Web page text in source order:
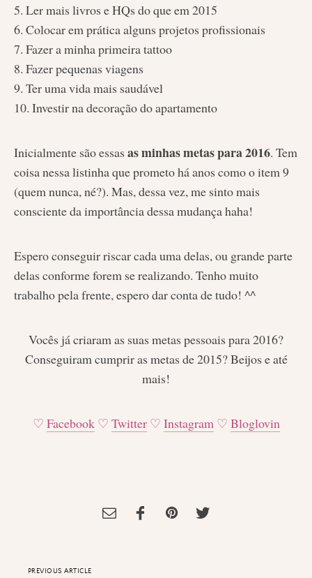
5. Ler mais livros e HQs do que em 2015
6. Colocar em prática alguns projetos profissionais
7. Fazer a minha primeira tattoo
8. Fazer pequenas viagens
9. Ter uma vida mais saudável
10. Investir na decoração do apartamento
Inicialmente são essas as minhas metas para 2016. Tem
coisa nessa listinha que prometo há anos como o item 9
(quem nunca, né?). Mas, dessa vez, me sinto mais
consciente da importância dessa mudança haha!
Espero conseguir riscar cada uma delas, ou grande parte
delas conforme forem se realizando. Tenho muito
trabalho pela frente, espero dar conta de tudo! ^^
Vocês já criaram as suas metas pessoais para 2016?
Conseguiram cumprir as metas de 2015? Beijos e até
mais!
♡ Facebook♡ Twitter♡ Instagram ♡ Bloglovin
PREVIOUS ARTICLE